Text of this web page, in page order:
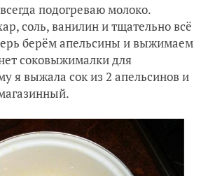
подогреваю молоко.
соль, ванилин и тщательно всё
берём апельсины и выжимаем
соковыжималки для
я выжала сок из 2 апельсинов и